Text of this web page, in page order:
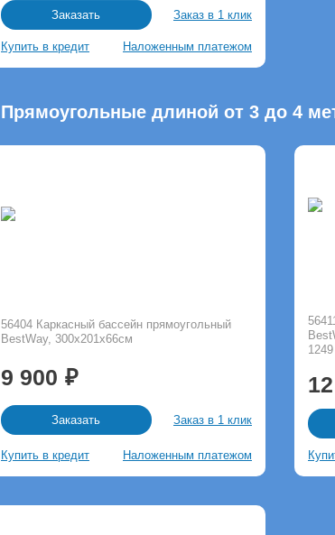
Заказать Заказ в 1 клик
Купить в кредит Наложенным платежом
Прямоугольные длиной от 3 до 4
56404 Каркасный бассейн прямоугольный
BestWay, 300х201х66см
9 900
Заказать Заказ в 1 клик
Купить в кредит Наложенным платежом